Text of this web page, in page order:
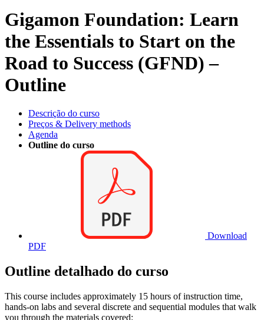
Gigamon Foundation: Learn
the Essentials to Start on the
Road to Success (GFND) –
Outline
Descrição do curso
Preços & Delivery methods
Agenda
Outline do curso
Download
PDF
Outline detalhado do curso
This course includes approximately 15 hours of instruction time,
hands-on labs and several discrete and sequential modules that walk
you through the materials covered: